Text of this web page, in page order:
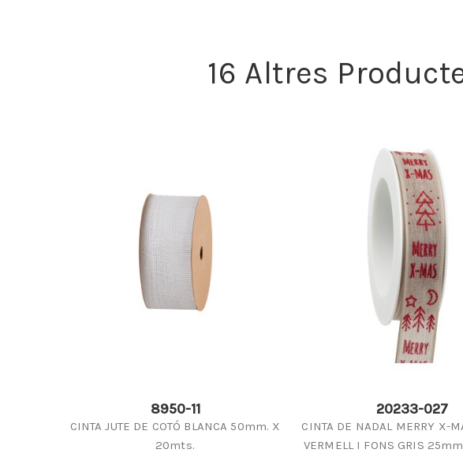
16 Altres
8950-11
CINTA JUTE DE COTÓ BLANCA 50mm. X
20mts.
20233-027
CINTA DE NADAL MERRY X-
VERMELL I FONS GRIS